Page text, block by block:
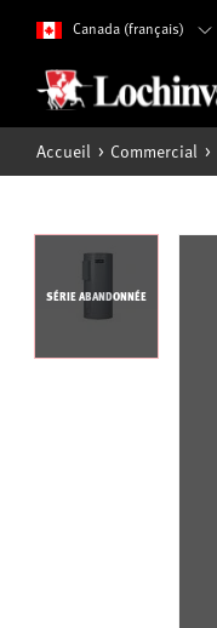
Canada (français)
Accueil Commercial
SÉRIE ABANDONNÉE